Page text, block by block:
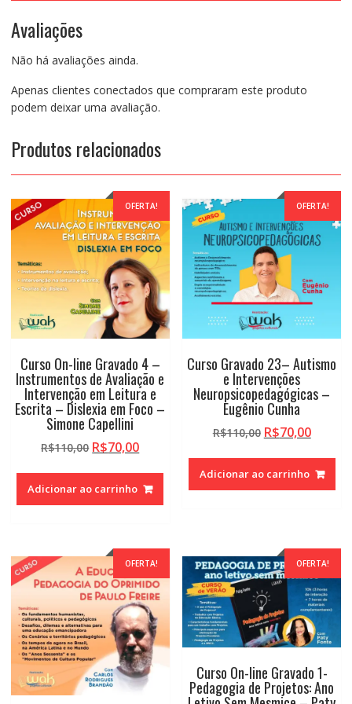
o
Desenvolvimento
da
e
Escrita
Ana
e
Cristina
Baltazar
quantidade
Avaliações
Não há avaliações ainda.
Apenas clientes conectados que compraram este produto
podem deixar uma avaliação.
Produtos relacionados
OFERTA!
Curso On-line Gravado 4 –
Instrumentos de Avaliação e
Intervenção em Leitura e
Escrita – Dislexia em Foco –
Simone Capellini
R$110,00 O
original
era:
R$70,00O
atual
é:
Adicionar ao carrinho
OFERTA!
Curso Gravado 23– Autismo
e Intervenções
Neuropsicopedagógicas –
Eugênio Cunha
R$110,00 O
original
era:
R$70,00O
atual
é:
Adicionar ao carrinho
OFERTA! OFERTA!
Curso On-line Gravado 1-
Pedagogia de Projetos: Ano